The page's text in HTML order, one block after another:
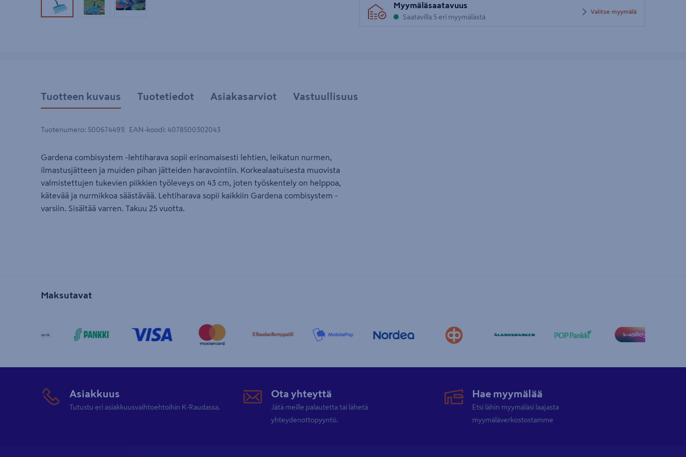
Tuotekuva 1Tuotekuva 2Tuotekuva 3
postinumero
Myymäläsaatavuus
Saatavilla 5 eri myymälästä
Valitse myymälä
Tuotteen kuvaus Tuotetiedot Asiakasarviot Vastuullisuus
Tuotenumero: 500674491 EAN-koodi: 4078500302043
Gardena combisystem -lehtiharava sopii erinomaisesti lehtien, leikatun nurmen,
ilmastusjätteen ja muiden pihan jätteiden haravointiin. Korkealaatuisesta muovista
valmistettujen tukevien piikkien työleveys on 43 cm, joten työskentely on helppoa,
kätevää ja nurmikkoa säästävää. Lehtiharava sopii kaikkiin Gardena combisystem -
varsiin. Sisältää varren. Takuu 25 vuotta.
Maksutavat
Asiakkuus
Tutustu eri asiakkuusvaihtoehtoihin K-Raudassa.
Ota yhteyttä
Jätä meille palautetta tai lähetä
yhteydenottopyyntö.
Hae myymälää
Etsi lähin myymäläsi laajasta
myymäläverkostostamme